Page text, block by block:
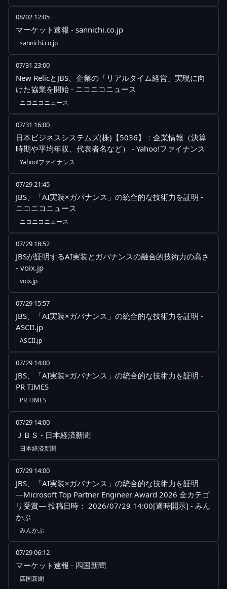
08/02 12:05
マーケット速報 - sannichi.co.jp
sannichi.co.jp
07/31 23:00
New RelicとJBS、企業の「リアルタイム経営」実現に向
けた協業を開始 - ニコニコニュース
ニコニコニュース
07/31 16:00
日本ビジネスシステムズ(株)【5036】：企業情報（決算
時期や平均年収、代表者名など） - Yahoo!ファイナンス
Yahoo!ファイナンス
07/29 21:45
JBS、「AI実装×ガバナンス」の統合的な技術力を証明 -
ニコニコニュース
ニコニコニュース
07/29 18:52
JBSが証明するAI実装とガバナンスの融合的技術力の高さ
- voix.jp
voix.jp
07/29 15:57
JBS、「AI実装×ガバナンス」の統合的な技術力を証明 -
ASCII.jp
ASCII.jp
07/29 14:00
JBS、「AI実装×ガバナンス」の統合的な技術力を証明 -
PR TIMES
PR TIMES
07/29 14:00
ＪＢＳ - 日本経済新聞
日本経済新聞
07/29 14:00
JBS、「AI実装×ガバナンス」の統合的な技術力を証明
―Microsoft Top Partner Engineer Award 2026 全カテゴ
リ受賞― 投稿日時： 2026/07/29 14:00[適時開示] - みん
かぶ
みんかぶ
07/29 06:12
マーケット速報 - 四国新聞
四国新聞